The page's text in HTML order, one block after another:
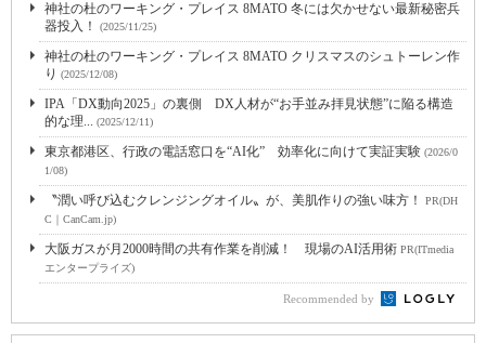
神社の杜のワーキング・プレイス 8MATO 冬には欠かせない最新秘密兵
器投入！
(2025/11/25)
神社の杜のワーキング・プレイス 8MATO クリスマスのシュトーレン作
り (2025/12/08)
IPA「DX動向2025」の裏側 DX人材が“お手並み拝見状態”に陥る構造
的な理... (2025/12/11)
東京都港区、行政の電話窓口を“AI化” 効率化に向けて実証実験 (2026/0
1/08)
〝潤い呼び込むクレンジングオイル〟が、美肌作りの強い味方！
PR(DH
C｜CanCam.jp)
大阪ガスが月2000時間の共有作業を削減！ 現場のAI活用術 PR(ITmedia
エンタープライズ)
Recommended by